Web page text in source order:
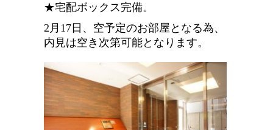
★宅配ボックス完備。
2月17日、空予定のお部屋となる為、
内見は空き次第可能となります。